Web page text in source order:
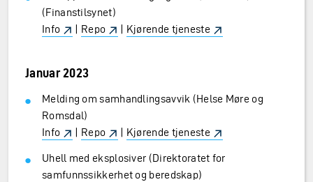
(Finanstilsynet)
Info
| Repo | Kjørende tjeneste
Januar 2023
Melding om samhandlingsavvik (Helse Møre og
Romsdal)
Info
Repo Kjørende tjeneste
Uhell med eksplosiver (Direktoratet for
samfunnssikkerhet og beredskap)